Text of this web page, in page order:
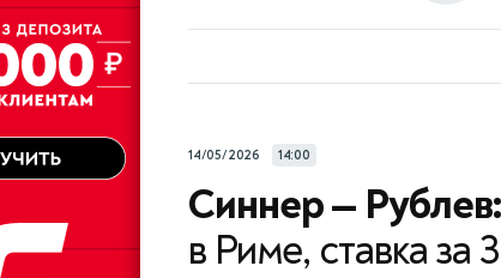
14/05/2026 14:00
Синнер — Рублев:
в Риме, ставка за